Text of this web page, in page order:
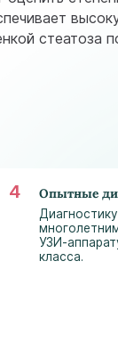
стеатоза
Опытные
УЗИ-
класса.